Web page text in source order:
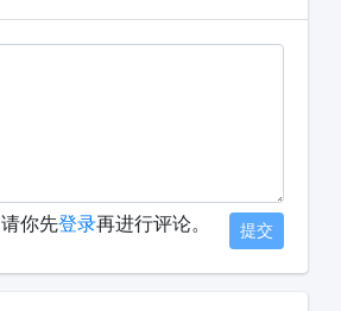
请你先登录再进行评论。 提交